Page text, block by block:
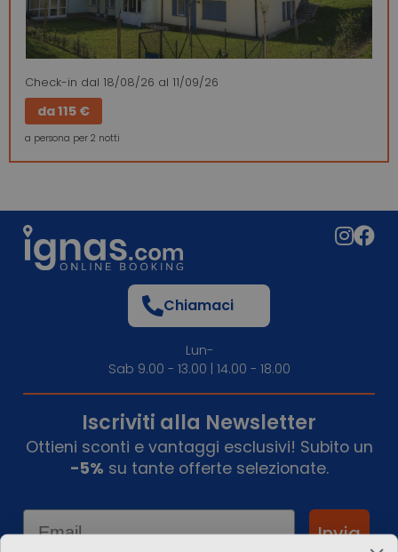
Check-in dal 18/08/26 al 11/09/26
da115 €
a persona per 2 notti
Chiamaci
Lun-
Sab 9.00 - 13.00 | 14.00 - 18.00
Iscriviti alla Newsletter
Ottieni sconti e vantaggi esclusivi! Subito un
-5% su tante offerte selezionate.
Email
Invia